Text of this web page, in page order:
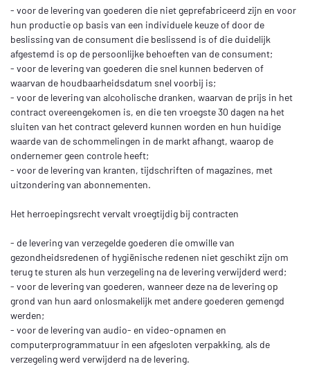
- voor de levering van goederen die niet geprefabriceerd zijn en voor
hun productie op basis van een individuele keuze of door de
beslissing van de consument die beslissend is of die duidelijk
afgestemd is op de persoonlijke behoeften van de consument;
- voor de levering van goederen die snel kunnen bederven of
waarvan de houdbaarheidsdatum snel voorbij is;
- voor de levering van alcoholische dranken, waarvan de prijs in het
contract overeengekomen is, en die ten vroegste 30 dagen na het
sluiten van het contract geleverd kunnen worden en hun huidige
waarde van de schommelingen in de markt afhangt, waarop de
ondernemer geen controle heeft;
- voor de levering van kranten, tijdschriften of magazines, met
uitzondering van abonnementen.
Het herroepingsrecht vervalt vroegtijdig bij contracten
- de levering van verzegelde goederen die omwille van
gezondheidsredenen of hygiënische redenen niet geschikt zijn om
terug te sturen als hun verzegeling na de levering verwijderd werd;
- voor de levering van goederen, wanneer deze na de levering op
grond van hun aard onlosmakelijk met andere goederen gemengd
werden;
- voor de levering van audio- en video-opnamen en
computerprogrammatuur in een afgesloten verpakking, als de
verzegeling werd verwijderd na de levering.